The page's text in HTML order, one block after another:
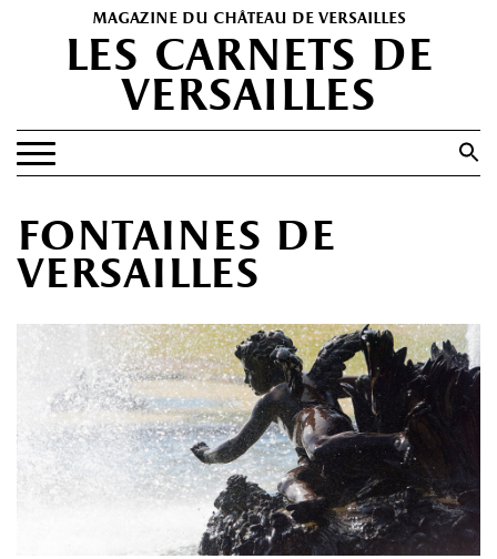
magazine du château de versailles
les carnets de
versailles
Search Button
PATRIMOINE
PORTFOLIOS
HISTOIRE(S)
LES +
ABONNEMENT GRATUIT AU MAGAZINE
fontaines de
versailles